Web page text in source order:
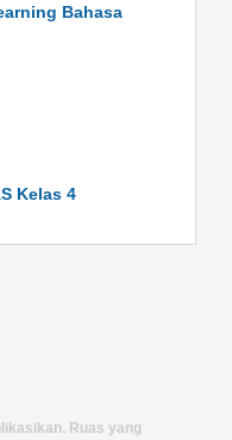
Bahasa
Kelas 4
Ruas yang